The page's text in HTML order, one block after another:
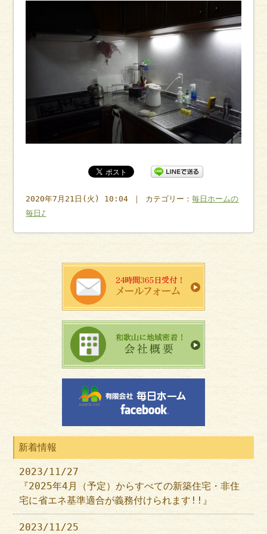
2020年7月21日(火) 10:04 ｜ カテゴリー：毎日ホームの
毎日♪
新着情報
2023/11/27
『2025年4月（予定）からすべての新築住宅・非住
宅に省エネ基準適合が義務付けられます!!』
2023/11/25